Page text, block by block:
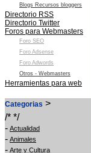
Blogs Recursos bloggers
Directorio RSS
Directorio Twitter
Foros para Webmasters
Foro SEO
Foro Adsense
Foro Adwords
Otros - Webmasters
Herramientas para web
Categorias >
/* */
- Actualidad
- Animales
- Arte y Cultura